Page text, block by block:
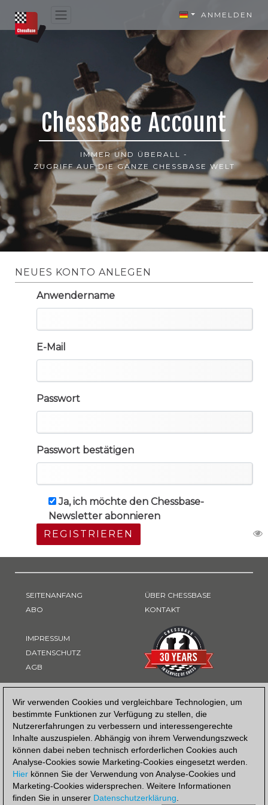
Wir verwenden Cookies und vergleichbare Technologien, um
bestimmte Funktionen zur Verfügung zu stellen, die
Nutzererfahrungen zu verbessern und interessengerechte
Inhalte auszuspielen. Abhängig von ihrem Verwendungszweck
können dabei neben technisch erforderlichen Cookies auch
Analyse-Cookies sowie Marketing-Cookies eingesetzt werden.
Hier können Sie der Verwendung von Analyse-Cookies und
Marketing-Cookies widersprechen. Weitere Informationen
finden Sie in unserer Datenschutzerklärung.
ANMELDEN
ChessBase Account
IMMER UND ÜBERALL -
ZUGRIFF AUF DIE GANZE CHESSBASE WELT
NEUES KONTO ANLEGEN
Anwendername
E-Mail
Passwort
Passwort bestätigen
Ja, ich möchte den Chessbase-
Newsletter abonnieren
REGISTRIEREN
SEITENANFANG
ABO
IMPRESSUM
DATENSCHUTZ
AGB
ÜBER CHESSBASE
KONTAKT
ZAHLUNGSART